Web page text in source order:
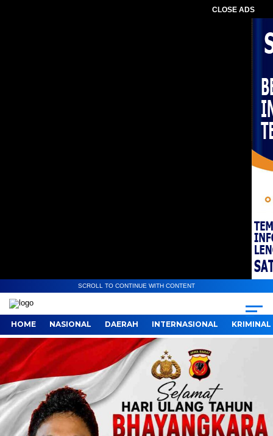
CLOSE ADS
SCROLL TO CONTINUE WITH CONTENT
HOME NASIONAL DAERAH INTERNASIONAL KRIMINAL